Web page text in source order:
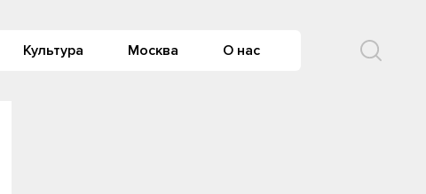
Культура Москва О нас